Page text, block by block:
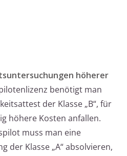
höherer
benötigt man
der Klasse „B“, für
höhere Kosten anfallen.
muss man eine
der Klasse „A“ absolvieren,